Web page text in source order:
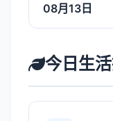
08月13日
今日生